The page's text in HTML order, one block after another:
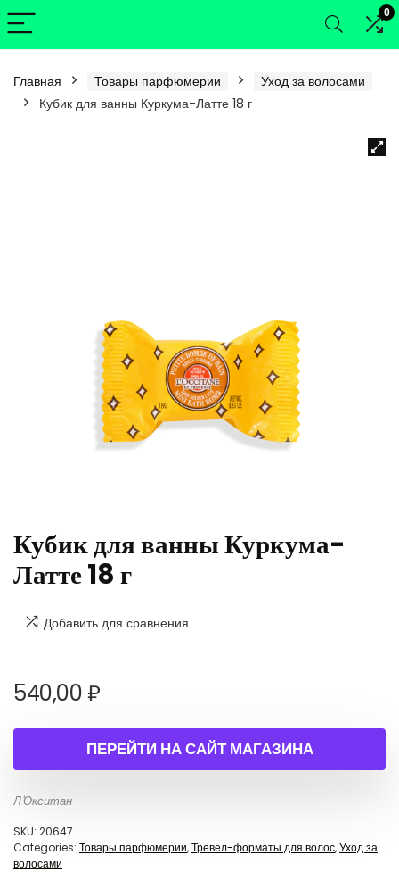
0
Главная Товары парфюмерии
Уход за волосами
Кубик для ванны Куркума-Латте 18 г
Кубик для ванны Куркума-
Латте 18 г
Добавить для сравнения
540,00₽
ПЕРЕЙТИ НА САЙТ МАГАЗИНА
Л'Окситан
SKU: 20647
Categories: Товары парфюмерии,Тревел-форматы для волос,Уход за
волосами